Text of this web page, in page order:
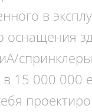
в
оснащения
в 15 000 000